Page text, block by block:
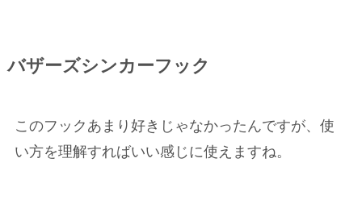
バザーズシンカーフック
このフックあまり好きじゃなかったんですが、使
い方を理解すればいい感じに使えますね。